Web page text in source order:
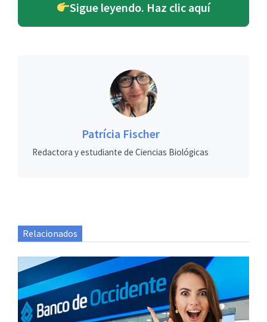
Sigue leyendo. Haz clic aquí
Patrícia Fischer
Redactora y estudiante de Ciencias Biológicas
Relacionados